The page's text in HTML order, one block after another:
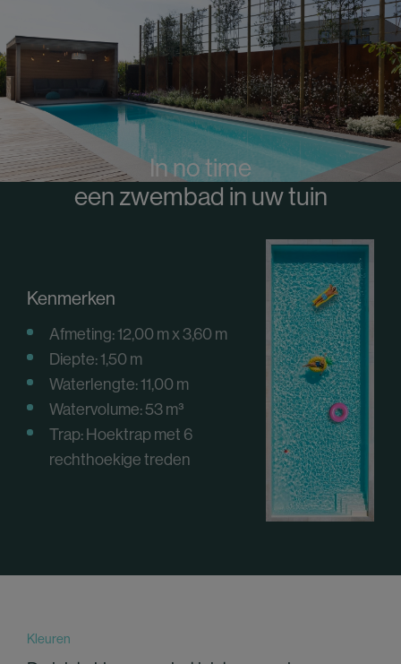
In no time
een zwembad in uw tuin
Kenmerken
Afmeting: 12,00 m x 3,60 m
Diepte: 1,50 m
Waterlengte: 11,00 m
Watervolume: 53m³
Trap: Hoektrap met 6
rechthoekige treden
Kleuren